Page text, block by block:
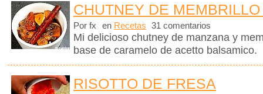
CHUTNEY DE
Por fx en Recetas 31 comentarios
Mi delicioso chutney de manzana y
base de caramelo de acetto balsamico.
RISOTTO DE FRESA